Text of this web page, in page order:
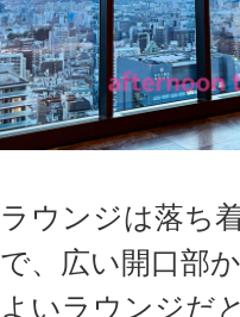
ラウンジは落ち
で、広い開口部
よいラウンジだ